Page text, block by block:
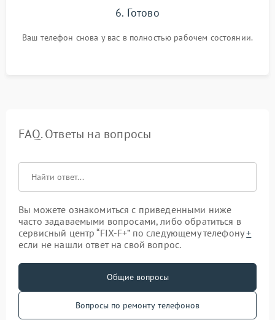
6. Готово
Ваш телефон снова у вас в полностью рабочем состоянии.
FAQ. Ответы на вопросы
Вы можете ознакомиться с приведенными ниже
часто задаваемыми вопросами, либо обратиться в
сервисный центр “FIX-F+” по следующему телефону+
если не нашли ответ на свой вопрос.
Общие вопросы
Вопросы по ремонту телефонов